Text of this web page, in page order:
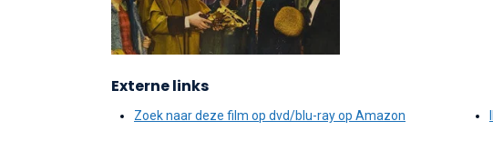
Externe links
Zoek naar deze film op dvd/blu-ray op Amazon